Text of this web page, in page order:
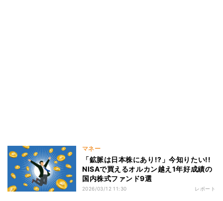
マネー
「鉱脈は日本株にあり!?」今知りたい!!
NISAで買えるオルカン越え1年好成績の
国内株式ファンド9選
2026/03/12 11:30 レポート